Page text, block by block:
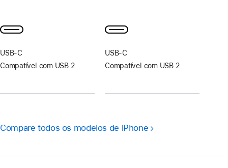
rodapé
USB‑C
Compatível com USB 2
rodapé
USB‑C
Compatível com USB 2
Compare todos os modelos de iPhone